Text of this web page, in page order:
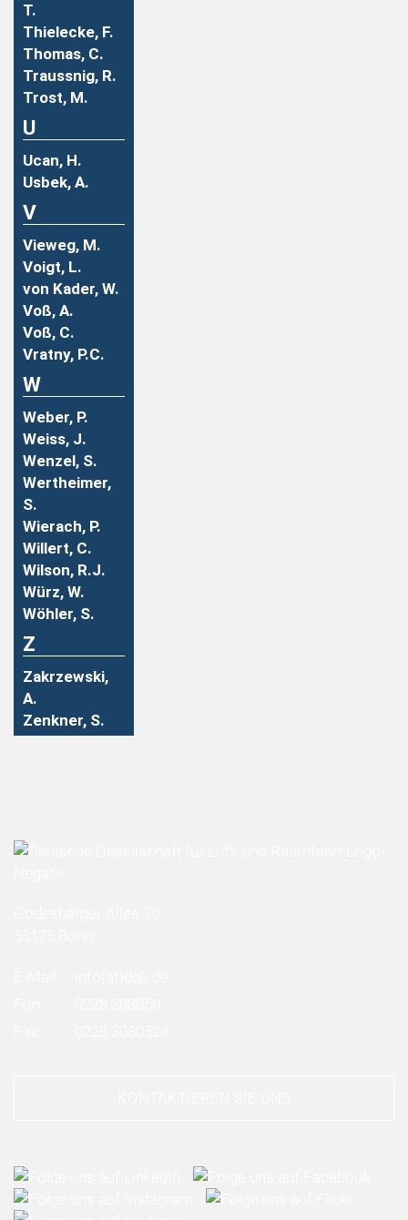
T.
Thielecke, F.
Thomas, C.
Traussnig, R.
Trost, M.
U
Ucan, H.
Usbek, A.
V
Vieweg, M.
Voigt, L.
von Kader, W.
Voß, A.
Voß, C.
Vratny, P.C.
W
Weber, P.
Weiss, J.
Wenzel, S.
Wertheimer,
S.
Wierach, P.
Willert, C.
Wilson, R.J.
Würz, W.
Wöhler, S.
Z
Zakrzewski,
A.
Zenkner, S.